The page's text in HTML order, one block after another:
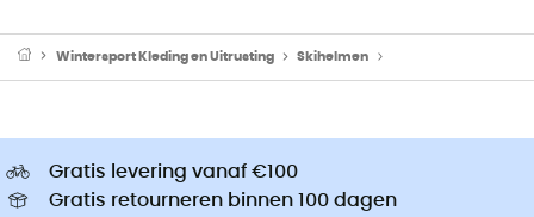
Wintersport Kleding en Uitrusting Skihelmen
Gratis levering vanaf €100
Gratis retourneren binnen 100 dagen